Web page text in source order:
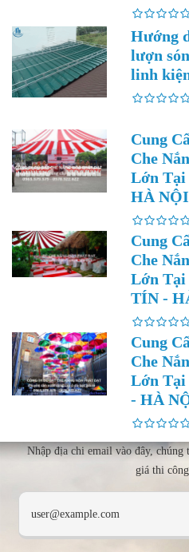
Hướng
lượn
linh
Cung
Che
Lớn Tại
HÀ NỘI
Cung
Che
Lớn
TÍN -
Cung
Che
Lớn
- HÀ
Nhập địa chi email vào đây,
giá thi